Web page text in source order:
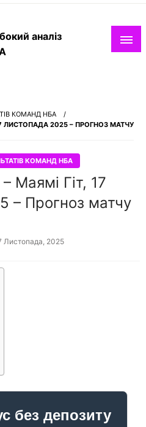
аналіз
КОМАНД НБА
ЛИСТОПАДА 2025 – ПРОГНОЗ МАТЧУ
КОМАНД НБА
Маямі Гіт, 17
– Прогноз матчу
Листопада, 2025
без депозиту